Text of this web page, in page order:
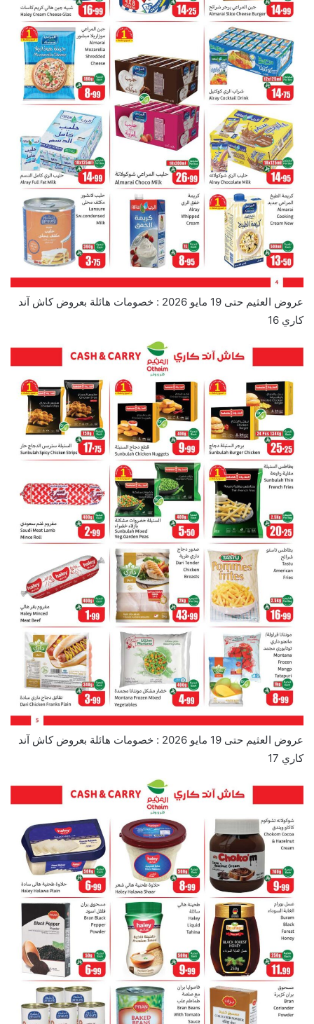
عروض العثيم حتى 19 مايو 2026 : خصومات هائلة بعروض كاش آند
كاري 16
عروض العثيم حتى 19 مايو 2026 : خصومات هائلة بعروض كاش آند
كاري 17